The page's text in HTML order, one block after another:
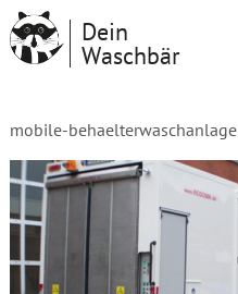
Dein
Waschbär
mobile-behaelterwaschanlage